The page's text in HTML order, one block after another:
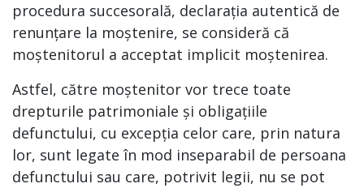
procedura succesorală, declarația autentică de
renunțare la moștenire, se consideră că
moștenitorul a acceptat implicit moștenirea.
Astfel, către moștenitor vor trece toate
drepturile patrimoniale și obligațiile
defunctului, cu excepția celor care, prin natura
lor, sunt legate în mod inseparabil de persoana
defunctului sau care, potrivit legii, nu se pot